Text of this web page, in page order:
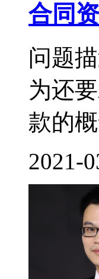
合同
问题
为还
款的
2021-